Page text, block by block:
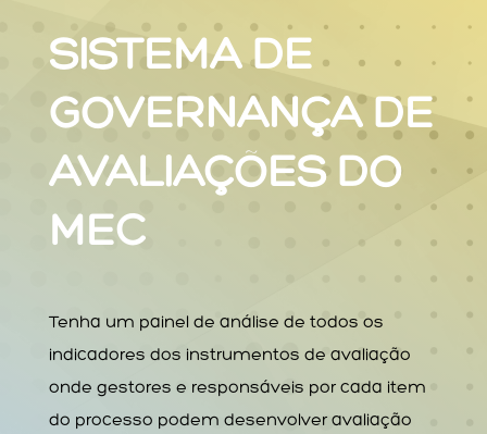
SISTEMA DE
GOVERNANÇA DE
AVALIAÇÕES DO
MEC
Tenha um painel de análise de todos os
indicadores dos instrumentos de avaliação
onde gestores e responsáveis por cada item
do processo podem desenvolver avaliação